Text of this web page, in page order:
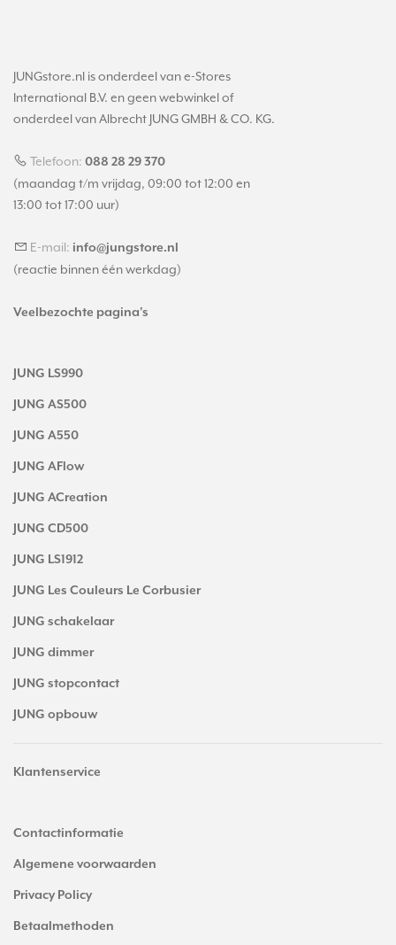
JUNGstore.nl is onderdeel van e-Stores
International B.V. en geen webwinkel of
onderdeel van Albrecht JUNG GMBH & CO. KG.
Telefoon: 088 28 29 370
(maandag t/m vrijdag, 09:00 tot 12:00 en
13:00 tot 17:00 uur)
E-mail: info@jungstore.nl
(reactie binnen één werkdag)
Veelbezochte pagina's
JUNG LS990
JUNG AS500
JUNG A550
JUNG AFlow
JUNG ACreation
JUNG CD500
JUNG LS1912
JUNG Les Couleurs Le Corbusier
JUNG schakelaar
JUNG dimmer
JUNG stopcontact
JUNG opbouw
Klantenservice
Contactinformatie
Algemene voorwaarden
Privacy Policy
Betaalmethoden